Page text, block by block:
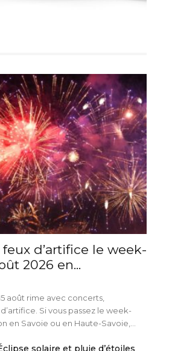
d’artifice le week-
2026 en...
août rime avec concerts,
Si vous passez le week-
en Savoie ou en Haute-Savoie,...
solaire et pluie d’étoiles